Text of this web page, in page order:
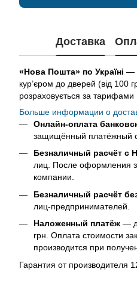
Доставка
«Нова Пошта» по Україні —
кур’єром до дверей (від 100
розраховується за тарифами
Больше информации о
Онлайн-оплата
защищённый платёжный
Безналичный расчёт с
лиц. После оформления
компании.
Безналичный расчёт
лиц-предпринимателей.
Наложенный платёж —
грн. Оплата стоимости
производится при
Гарантия от производителя